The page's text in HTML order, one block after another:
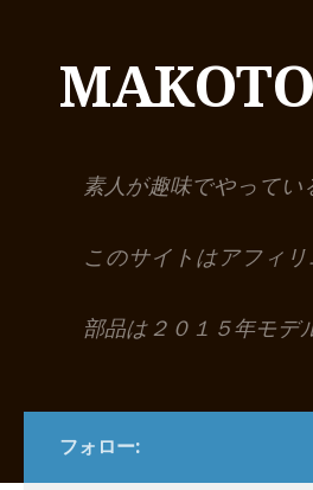
素人が趣味でやって
このサイトはアフィ
部品は２０１５年モデ
フォロー: